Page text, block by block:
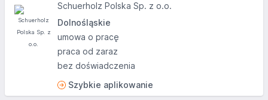
Schuerholz Polska Sp. z o.o.
Dolnośląskie
umowa o pracę
praca od zaraz
bez doświadczenia
Szybkie aplikowanie